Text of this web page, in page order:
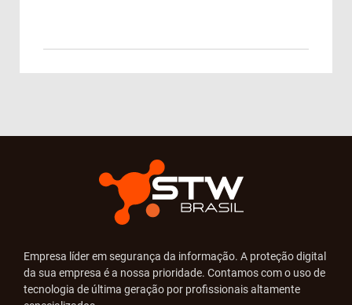
Empresa líder em segurança da informação. A proteção digital
da sua empresa é a nossa prioridade. Contamos com o uso de
tecnologia de última geração por profissionais altamente